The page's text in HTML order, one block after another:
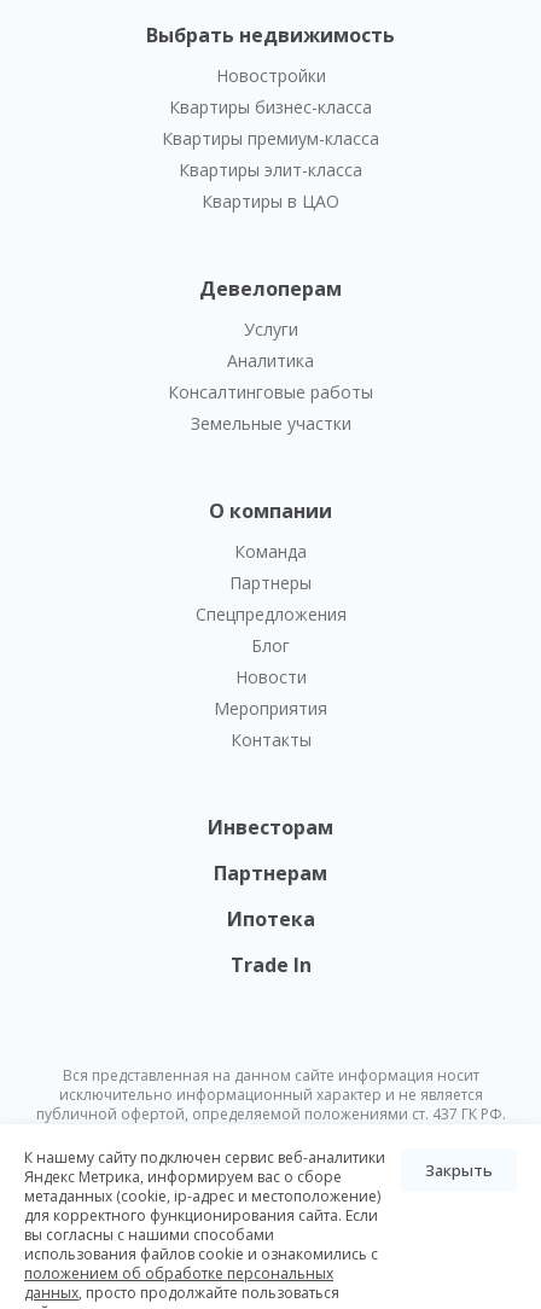
Выбрать недвижимость
Новостройки
Квартиры бизнес-класса
Квартиры премиум-класса
Квартиры элит-класса
Квартиры в ЦАО
Девелоперам
Услуги
Аналитика
Консалтинговые работы
Земельные участки
О компании
Команда
Партнеры
Спецпредложения
Блог
Новости
Мероприятия
Контакты
Инвесторам
Партнерам
Ипотека
Trade In
Вся представленная на данном сайте информация носит
исключительно информационный характер и не является
публичной офертой, определяемой положениями ст. 437 ГК РФ.
изменена в любое время без предварительного уведомления.
© Nikoliers 2026
Положение об обработке персональных данных
Разработка Pictus
К нашему сайту подключен сервис веб-аналитики
Яндекс Метрика, информируем вас о сборе
метаданных (cookie, ip-адрес и местоположение)
для корректного функционирования сайта. Если
вы согласны с нашими способами
использования файлов cookie и ознакомились с
положением об обработке персональных
данных, просто продолжайте пользоваться
Закрыть